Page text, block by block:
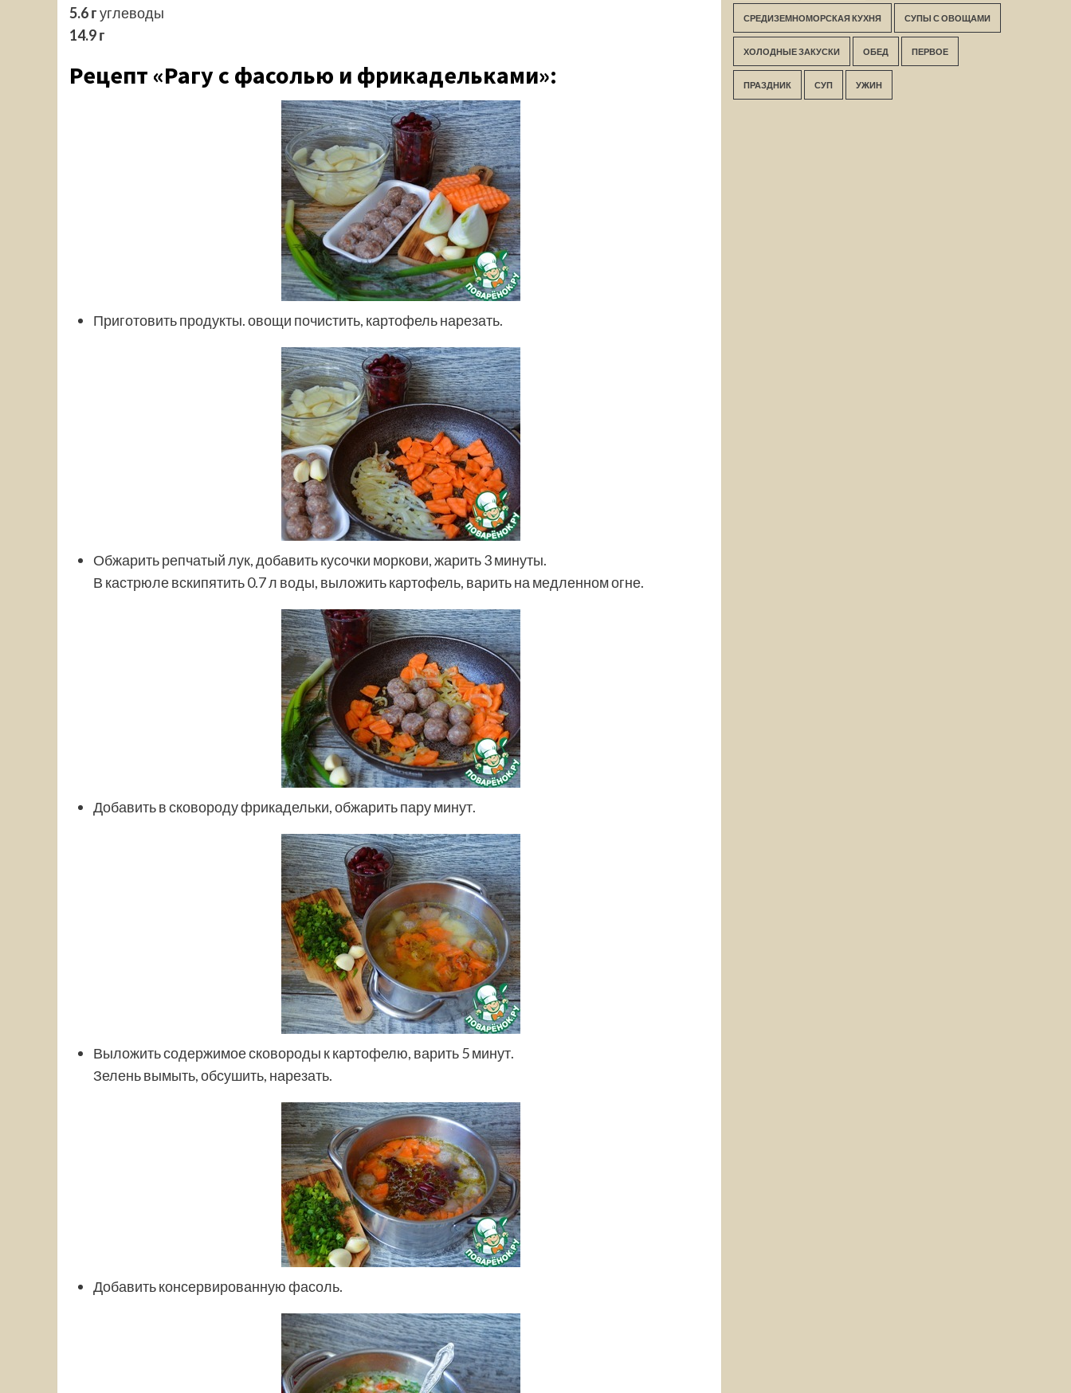
5.6 гуглеводы
14.9 г
Рецепт «Рагу с фасолью и фрикадельками»:
Приготовить продукты. овощи почистить, картофель нарезать.
Обжарить репчатый лук, добавить кусочки моркови, жарить 3 минуты.
В кастрюле вскипятить 0.7 л воды, выложить картофель, варить на медленном огне.
Добавить в сковороду фрикадельки, обжарить пару минут.
Выложить содержимое сковороды к картофелю, варить 5 минут.
Зелень вымыть, обсушить, нарезать.
Добавить консервированную фасоль.
СРЕДИЗЕМНОМОРСКАЯ КУХНЯ СУПЫ С ОВОЩАМИ
ХОЛОДНЫЕ ЗАКУСКИ ОБЕД ПЕРВОЕ
ПРАЗДНИК СУП УЖИН